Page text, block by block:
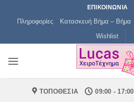
ΕΠΙΚΟΙΝΩΝΙΑ
Πληροφορίες Κατασκευή Βήμα – Βήμα
Wishlist
ΤΟΠΟΘΕΣΙΑ 09:00 - 17:00